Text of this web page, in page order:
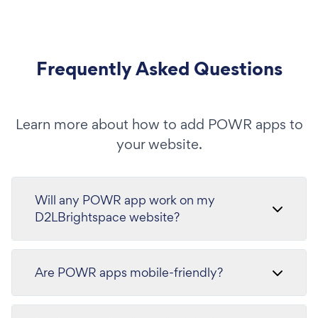
Frequently Asked Questions
Learn more about how to add POWR apps to
your website.
Will any POWR app work on my
D2LBrightspace website?
Are POWR apps mobile-friendly?